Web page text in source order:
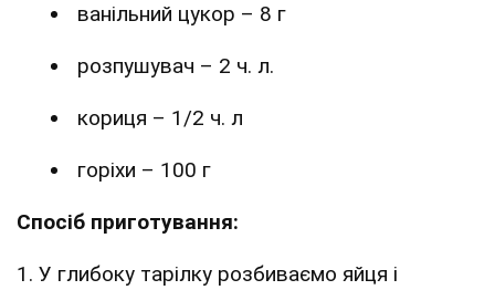
ванільний цукор – 8 г
розпушувач – 2 ч. л.
кориця – 1/2 ч. л
горіхи – 100 г
Спосіб приготування:
1. У глибоку тарілку розбиваємо яйця і